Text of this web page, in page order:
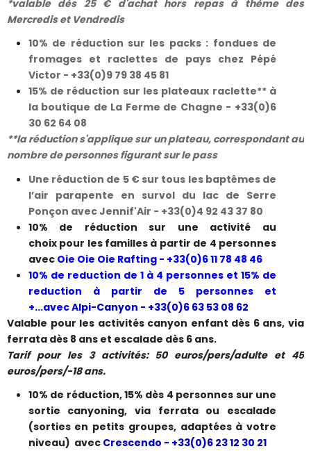
*valable dès 25 € d'achat hors repas à thème des
Mercredis et Vendredis
10% de réduction sur les packs : fondues de
fromages et raclettes de pays chez Pépé
Victor - +33(0)9 79 38 45 81
15% de réduction sur les plateaux raclette** à
la boutique de La Ferme de Chagne - +33(0)6
30 62 64 08
**la réduction s'applique sur un plateau, correspondant au
nombre de personnes figurant sur le pass
Une réduction de 5 € sur tous les baptêmes de
l’air parapente en survol du lac de Serre
Ponçon avec Jennif'Air - +33(0)4 92 43 37 80
10% de réduction sur une activité au
choix pour les familles à partir de 4 personnes
avecOie Oie Oie Rafting - +33(0)6 11 78 48 46
10% de reduction de 1 à 4 personnes et 15% de
reduction à partir de 5 personnes et
+...avecAlpi-Canyon - +33(0)6 63 53 08 62
Valable pour les activités canyon enfant dès 6 ans, via
ferrata dès 8 ans et escalade dès 6 ans.
Tarif pour les 3 activités: 50 euros/pers/adulte et 45
euros/pers/-18 ans.
10% de réduction, 15% dès 4 personnes sur une
sortie canyoning, via ferrata ou escalade
(sorties en petits groupes, adaptées à votre
niveau) avec Crescendo - +33(0)6 23 12 30 21